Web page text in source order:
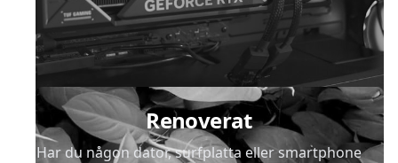
Renoverat
Har du någon dator, surfplatta eller smartphone